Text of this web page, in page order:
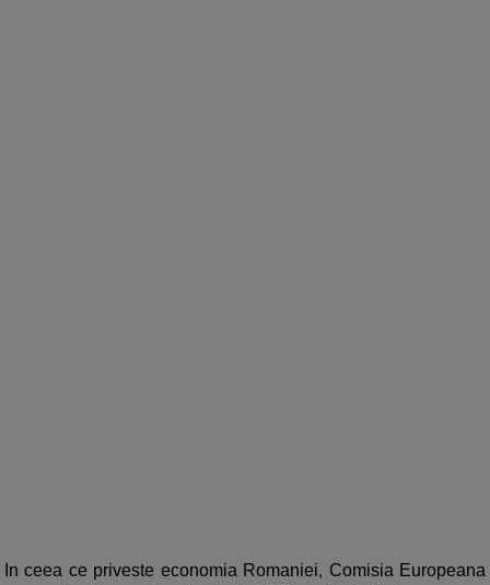
In ceea ce priveste economia Romaniei, Comisia Europeana